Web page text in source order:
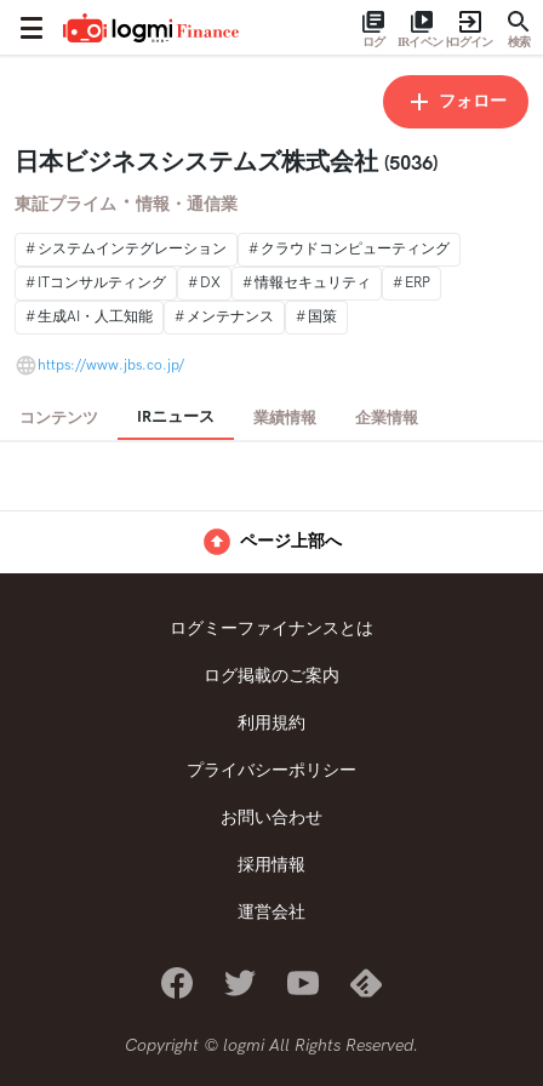
ログ IRイベントログイン 検索
フォロー
日本ビジネスシステムズ株式会社 (5036)
東証プライム ・ 情報・通信業
システムインテグレーション
クラウドコンピューティング
ITコンサルティング
DX 情報セキュリティ
ERP
生成AI・人工知能
メンテナンス 国策
https://www.jbs.co.jp/
コンテンツ IRニュース 業績情報 企業情報
ページ上部へ
ログミーファイナンスとは
ログ掲載のご案内
利用規約
プライバシーポリシー
お問い合わせ
採用情報
運営会社
Copyright © logmi All Rights Reserved.